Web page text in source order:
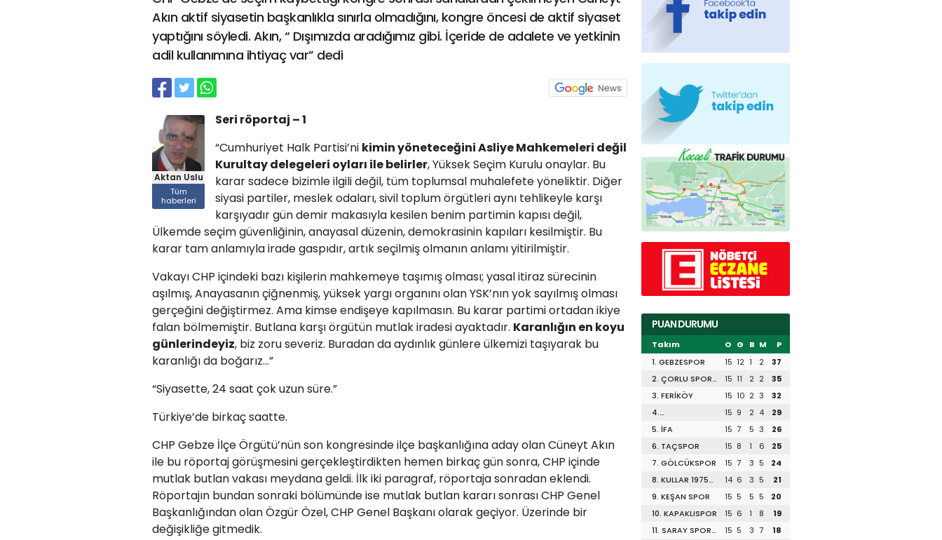
Akın aktif siyasetin başkanlıkla sınırla olmadığını, kongre öncesi de aktif siyaset
yaptığını söyledi. Akın, “ Dışımızda aradığımız gibi. İçeride de adalete ve yetkinin
adil kullanımına ihtiyaç var” dedi
Aktan Uslu
Tüm
haberleri
Seri röportaj – 1
“Cumhuriyet Halk Partisi’ni kimin yöneteceğini Asliye Mahkemeleri değil
Kurultay delegeleri oyları ile belirler, Yüksek Seçim Kurulu onaylar. Bu
karar sadece bizimle ilgili değil, tüm toplumsal muhalefete yöneliktir. Diğer
siyasi partiler, meslek odaları, sivil toplum örgütleri aynı tehlikeyle karşı
karşıyadır gün demir makasıyla kesilen benim partimin kapısı değil,
Ülkemde seçim güvenliğinin, anayasal düzenin, demokrasinin kapıları kesilmiştir. Bu
karar tam anlamıyla irade gaspıdır, artık seçilmiş olmanın anlamı yitirilmiştir.
Vakayı CHP içindeki bazı kişilerin mahkemeye taşımış olması; yasal itiraz sürecinin
aşılmış, Anayasanın çiğnenmiş, yüksek yargı organını olan YSK’nın yok sayılmış olması
gerçeğini değiştirmez. Ama kimse endişeye kapılmasın. Bu karar partimi ortadan ikiye
falan bölmemiştir. Butlana karşı örgütün mutlak iradesi ayaktadır. Karanlığın en koyu
günlerindeyiz, biz zoru severiz. Buradan da aydınlık günlere ülkemizi taşıyarak bu
karanlığı da boğarız...”
“Siyasette, 24 saat çok uzun süre.”
Türkiye’de birkaç saatte.
CHP Gebze İlçe Örgütü’nün son kongresinde ilçe başkanlığına aday olan Cüneyt Akın
ile bu röportaj görüşmesini gerçekleştirdikten hemen birkaç gün sonra, CHP içinde
mutlak butlan vakası meydana geldi. İlk iki paragraf, röportaja sonradan eklendi.
Röportajın bundan sonraki bölümünde ise mutlak butlan kararı sonrası CHP Genel
Başkanlığından olan Özgür Özel, CHP Genel Başkanı olarak geçiyor. Üzerinde bir
değişikliğe gitmedik.
PUAN DURUMU
Takım O G B M
P
1. GEBZESPOR
15 12 1 2
37
2. ÇORLU SPOR
15 11 2 2
35
3. FERİKÖY
15 10 2 3
32
4.
DİLİSKELESİSPOR
15 9 2 4
29
5. İFA
15 7 5 3
26
6. TAÇSPOR
15 8 1 6
25
7. GÖLCÜKSPOR
15 7 3 5
24
8. KULLAR 1975
14 6 3 5
21
9. KEŞAN SPOR
15 5 5 5
20
10. KAPAKLISPOR
15 6 1 8
19
11. SARAY SPOR
15 5 3 7
18